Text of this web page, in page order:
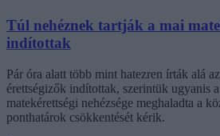
Túl nehéznek tartják a mai
indítottak
Pár óra alatt több mint hatezren írták alá
érettségizők indítottak, szerintük ugyanis
matekérettségi nehézsége meghaladta a
ponthatárok csökkentését kérik.